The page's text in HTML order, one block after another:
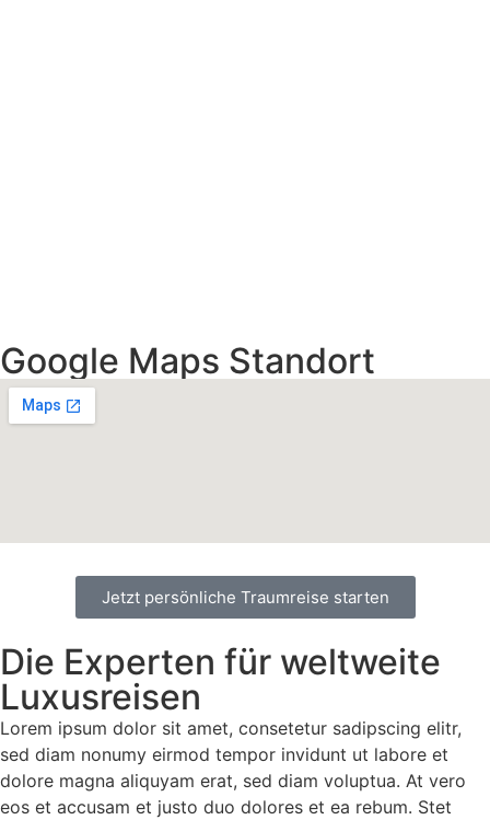
Google Maps Standort
Jetzt persönliche Traumreise starten
Die Experten für weltweite
Luxusreisen
Lorem ipsum dolor sit amet, consetetur sadipscing elitr,
sed diam nonumy eirmod tempor invidunt ut labore et
dolore magna aliquyam erat, sed diam voluptua. At vero
eos et accusam et justo duo dolores et ea rebum. Stet